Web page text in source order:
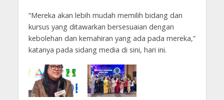
“Mereka akan lebih mudah memilih bidang dan
kursus yang ditawarkan bersesuaian dengan
kebolehan dan kemahiran yang ada pada mereka,”
katanya pada sidang media di sini, hari ini.